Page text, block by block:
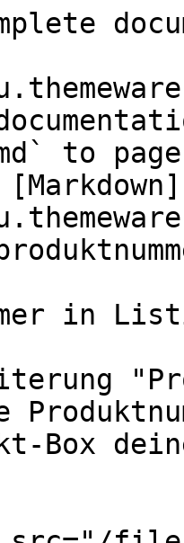
to
in
Box